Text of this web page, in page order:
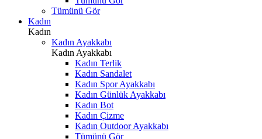
Tümünü Gör
Kadın
Kadın
Kadın Ayakkabı
Kadın Ayakkabı
Kadın Terlik
Kadın Sandalet
Kadın Spor Ayakkabı
Kadın Günlük Ayakkabı
Kadın Bot
Kadın Çizme
Kadın Outdoor Ayakkabı
Tümünü Gör